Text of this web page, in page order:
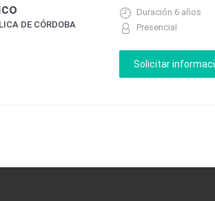
DE CÓRDOBA
Duración 6 años
Presencial